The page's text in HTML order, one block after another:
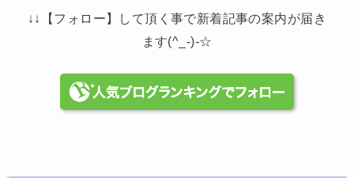
↓↓【フォロー】して頂く事で新着記事の案内が届き
ます(^_-)-☆